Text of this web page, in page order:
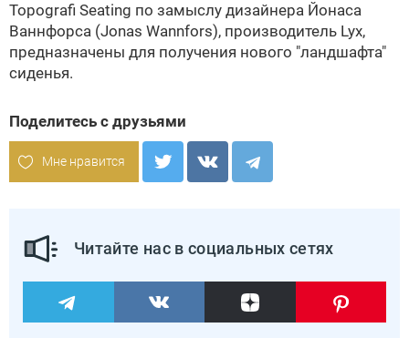
Topografi Seating по замыслу дизайнера Йонаса
Ваннфорса (Jonas Wannfors), производитель Lyx,
предназначены для получения нового "ландшафта"
сиденья.
Поделитесь с друзьями
Мне нравится
Читайте нас в социальных сетях